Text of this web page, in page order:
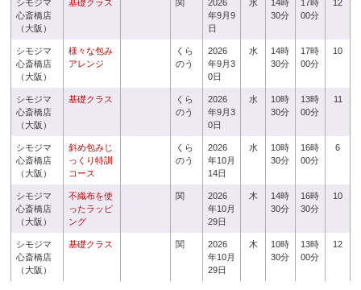
シモジマ
心斎橋店
（大阪）
基礎クラス 関
2026
年9月9
日
水
14時
30分
17時
00分
12
シモジマ
心斎橋店
（大阪）
様々な包み
アレンジ
くら
のう
2026
年9月3
0日
水
14時
30分
17時
00分
10
シモジマ
心斎橋店
（大阪）
基礎クラス
くら
のう
2026
年9月3
0日
水
10時
30分
13時
00分
11
シモジマ
心斎橋店
（大阪）
斜め包みじ
っくり特訓
コース
くら
のう
2026
年10月
14日
水
10時
30分
16時
00分
6
シモジマ
心斎橋店
（大阪）
不織布を使
ったラッピ
ング
関
2026
年10月
29日
木
14時
30分
16時
30分
10
シモジマ
心斎橋店
（大阪）
基礎クラス 関
2026
年10月
29日
木
10時
30分
13時
00分
12